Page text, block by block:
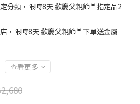
分類，限時8天 歡慶父親節🤵指定品2
，限時8天 歡慶父親節🤵下單送金屬
查看更多